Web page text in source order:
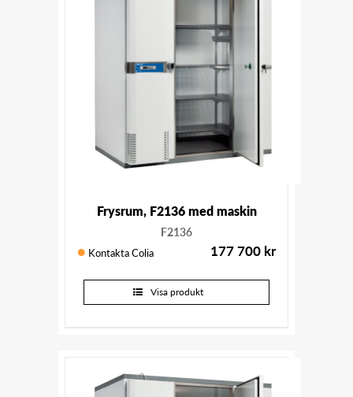
Frysrum, F2136 med maskin
F2136
Kontakta Colia 177 700 kr
Visa produkt